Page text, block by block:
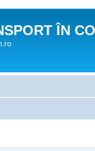
ÎN